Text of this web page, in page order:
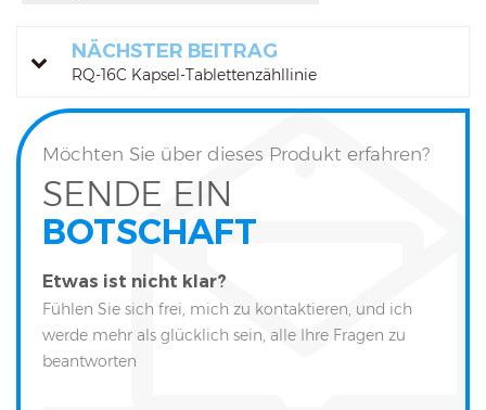
NÄCHSTER BEITRAG
RQ-16C Kapsel-Tablettenzähllinie
Möchten Sie über dieses Produkt erfahren?
SENDE EIN
BOTSCHAFT
Etwas ist nicht klar?
Fühlen Sie sich frei, mich zu kontaktieren, und ich
werde mehr als glücklich sein, alle Ihre Fragen zu
beantworten